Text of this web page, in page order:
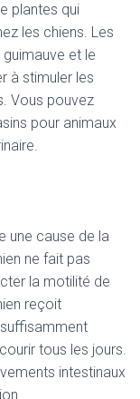
plantes qui
les chiens. Les
et le
à stimuler les
Vous pouvez
pour animaux
une cause de la
ne fait pas
la motilité de
reçoit
tous les jours.
intestinaux